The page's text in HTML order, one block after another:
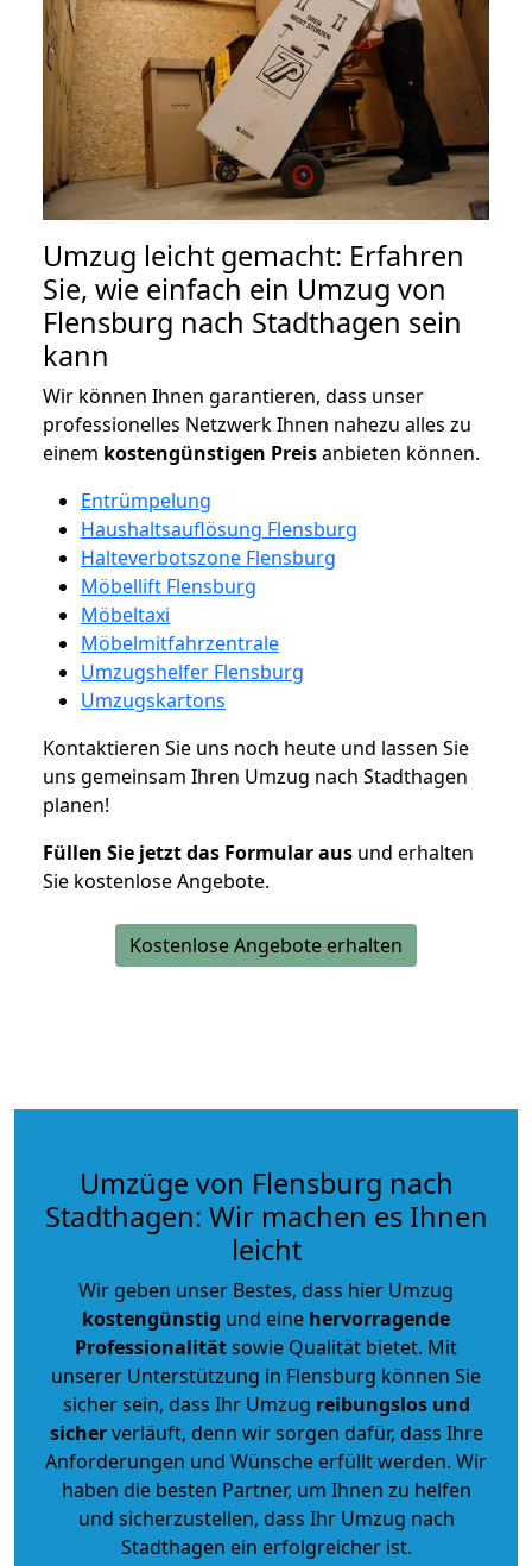
Umzug leicht gemacht: Erfahren
Sie, wie einfach ein Umzug von
Flensburg nach Stadthagen sein
kann
Wir können Ihnen garantieren, dass unser
professionelles Netzwerk Ihnen nahezu alles zu
einem kostengünstigen Preisanbieten können.
Entrümpelung
Haushaltsauflösung Flensburg
Halteverbotszone Flensburg
Möbellift Flensburg
Möbeltaxi
Möbelmitfahrzentrale
Umzugshelfer Flensburg
Umzugskartons
Kontaktieren Sie uns noch heute und lassen Sie
uns gemeinsam Ihren Umzug nach Stadthagen
planen!
Füllen Sie jetzt das Formular aus und erhalten
Sie kostenlose Angebote.
Kostenlose Angebote erhalten
Umzüge von Flensburg nach
Stadthagen: Wir machen es Ihnen
leicht
Wir geben unser Bestes, dass hier Umzug
kostengünstig und eine hervorragende
Professionalitätsowie Qualität bietet. Mit
unserer Unterstützung in Flensburg können Sie
sicher sein, dass Ihr Umzug reibungslos und
sicherverläuft, denn wir sorgen dafür, dass Ihre
Anforderungen und Wünsche erfüllt werden. Wir
haben die besten Partner, um Ihnen zu helfen
und sicherzustellen, dass Ihr Umzug nach
Stadthagen ein erfolgreicher ist.